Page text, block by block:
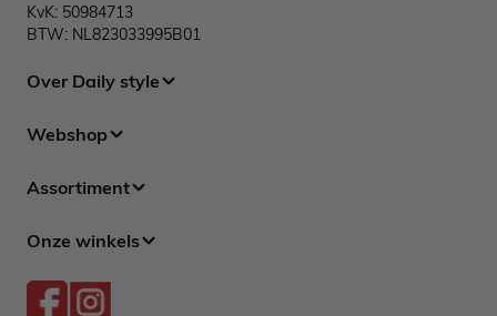
KvK: 50984713
BTW: NL823033995B01
Over Daily style
Webshop
Assortiment
Onze winkels